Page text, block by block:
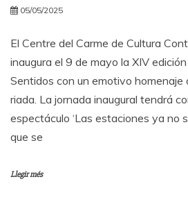
05/05/2025
El Centre del Carme de Cultura
inaugura el 9 de mayo la XIV
Sentidos con un emotivo homenaje
riada. La jornada inaugural tendrá
espectáculo ‘Las estaciones ya no
que se
Llegir més